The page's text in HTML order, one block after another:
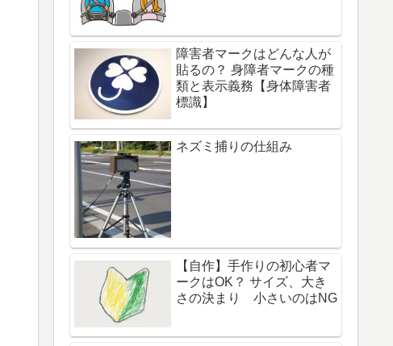
障害者マークはどんな人が
貼るの？ 身障者マークの種
類と表示義務【身体障害者
標識】
ネズミ捕りの仕組み
【自作】手作りの初心者マ
ークはOK？ サイズ、大き
さの決まり 小さいのはNG